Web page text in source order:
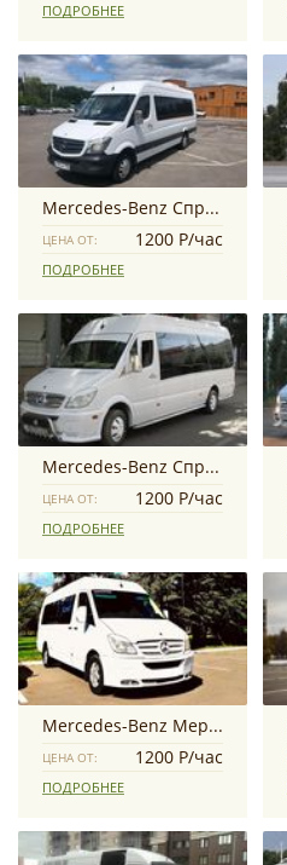
ПОДРОБНЕЕ
Mercedes-Benz Спринтер
ЦЕНА ОТ: 1200 Р/час
ПОДРОБНЕЕ
Mercedes-Benz Cпринтер
ЦЕНА ОТ: 1200 Р/час
ПОДРОБНЕЕ
Mercedes-Benz Мерседес спринтер
ЦЕНА ОТ: 1200 Р/час
ПОДРОБНЕЕ